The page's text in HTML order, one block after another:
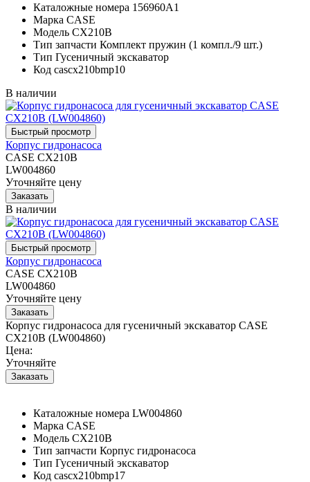
Каталожные номера 156960A1
Марка CASE
Модель CX210B
Тип запчасти Комплект пружин (1 компл./9 шт.)
Тип Гусеничный экскаватор
Код cascx210bmp10
В наличии
Корпус гидронасоса
CASE CX210B
LW004860
Уточняйте цену
В наличии
Корпус гидронасоса
CASE CX210B
LW004860
Уточняйте цену
Корпус гидронасоса для гусеничный экскаватор CASE
CX210B (LW004860)
Цена:
Уточняйте
Каталожные номера LW004860
Марка CASE
Модель CX210B
Тип запчасти Корпус гидронасоса
Тип Гусеничный экскаватор
Код cascx210bmp17